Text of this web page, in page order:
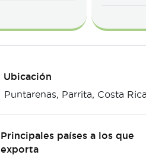
Ubicación
Puntarenas, Parrita, Costa Rica
Principales países a los que
exporta